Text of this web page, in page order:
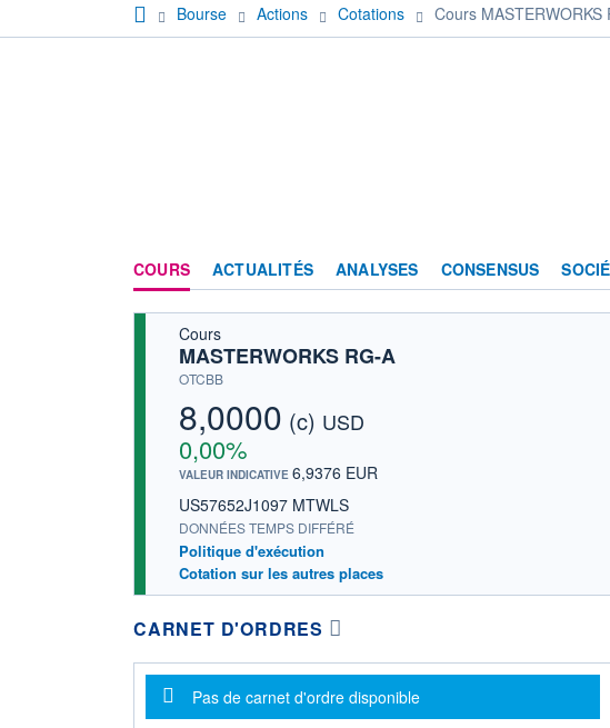
Bourse Actions Cotations Cours MASTERWORKS
COURS ACTUALITÉS ANALYSES CONSENSUS
Cours
MASTERWORKS RG-A
OTCBB
8,0000 (c) USD
0,00%
VALEUR INDICATIVE 6,9376 EUR
US57652J1097 MTWLS
DONNÉES TEMPS DIFFÉRÉ
Politique d'exécution
Cotation sur les autres places
CARNET D'ORDRES
Message d'information
Pas de carnet d'ordre disponible